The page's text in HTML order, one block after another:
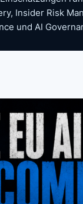
Insider Risk
und AI